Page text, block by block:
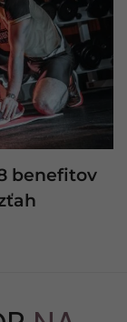
benefitov